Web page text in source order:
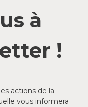
à
!
actions de la
vous informera